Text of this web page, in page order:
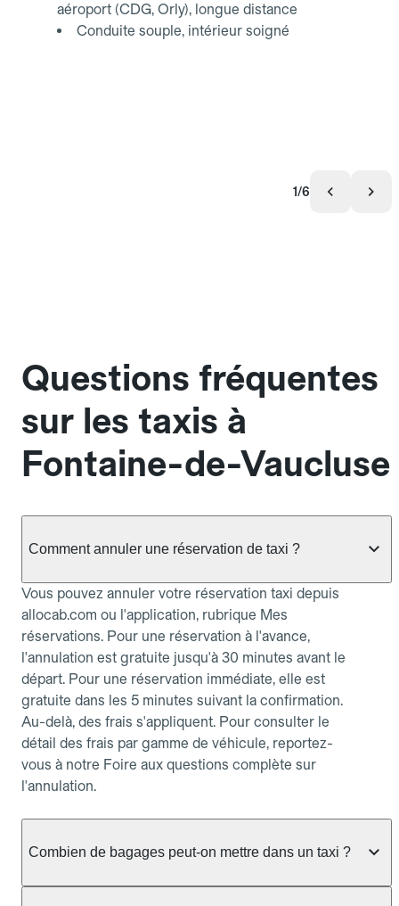
aéroport (CDG, Orly), longue distance
Conduite souple, intérieur soigné
1/6
Questions fréquentes
sur les taxis à
Fontaine-de-Vaucluse
Comment annuler une réservation de taxi ?
Vous pouvez annuler votre réservation taxi depuis
allocab.com ou l'application, rubrique Mes
réservations. Pour une réservation à l'avance,
l'annulation est gratuite jusqu'à 30 minutes avant le
départ. Pour une réservation immédiate, elle est
gratuite dans les 5 minutes suivant la confirmation.
Au-delà, des frais s'appliquent. Pour consulter le
détail des frais par gamme de véhicule, reportez-
vous à notre Foire aux questions complète sur
l'annulation.
Combien de bagages peut-on mettre dans un taxi ?